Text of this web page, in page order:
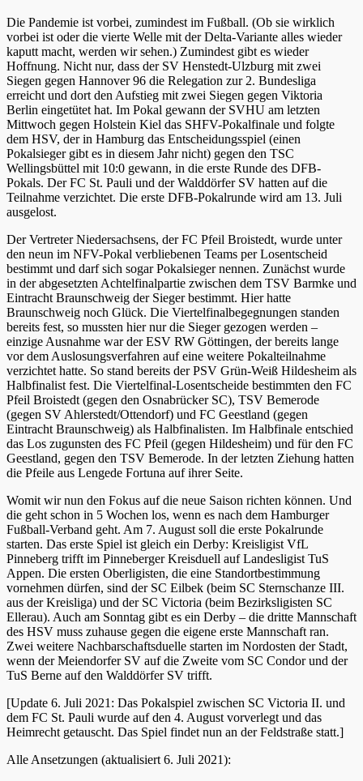
Die Pandemie ist vorbei, zumindest im Fußball. (Ob sie wirklich
vorbei ist oder die vierte Welle mit der Delta-Variante alles wieder
kaputt macht, werden wir sehen.) Zumindest gibt es wieder
Hoffnung. Nicht nur, dass der SV Henstedt-Ulzburg mit zwei
Siegen gegen Hannover 96 die Relegation zur 2. Bundesliga
erreicht und dort den Aufstieg mit zwei Siegen gegen Viktoria
Berlin eingetütet hat. Im Pokal gewann der SVHU am letzten
Mittwoch gegen Holstein Kiel das SHFV-Pokalfinale und folgte
dem HSV, der in Hamburg das Entscheidungsspiel (einen
Pokalsieger gibt es in diesem Jahr nicht) gegen den TSC
Wellingsbüttel mit 10:0 gewann, in die erste Runde des DFB-
Pokals. Der FC St. Pauli und der Walddörfer SV hatten auf die
Teilnahme verzichtet. Die erste DFB-Pokalrunde wird am 13. Juli
ausgelost.
Der Vertreter Niedersachsens, der FC Pfeil Broistedt, wurde unter
den neun im NFV-Pokal verbliebenen Teams per Losentscheid
bestimmt und darf sich sogar Pokalsieger nennen. Zunächst wurde
in der abgesetzten Achtelfinalpartie zwischen dem TSV Barmke und
Eintracht Braunschweig der Sieger bestimmt. Hier hatte
Braunschweig noch Glück. Die Viertelfinalbegegnungen standen
bereits fest, so mussten hier nur die Sieger gezogen werden –
einzige Ausnahme war der ESV RW Göttingen, der bereits lange
vor dem Auslosungsverfahren auf eine weitere Pokalteilnahme
verzichtet hatte. So stand bereits der PSV Grün-Weiß Hildesheim als
Halbfinalist fest. Die Viertelfinal-Losentscheide bestimmten den FC
Pfeil Broistedt (gegen den Osnabrücker SC), TSV Bemerode
(gegen SV Ahlerstedt/Ottendorf) und FC Geestland (gegen
Eintracht Braunschweig) als Halbfinalisten. Im Halbfinale entschied
das Los zugunsten des FC Pfeil (gegen Hildesheim) und für den FC
Geestland, gegen den TSV Bemerode. In der letzten Ziehung hatten
die Pfeile aus Lengede Fortuna auf ihrer Seite.
Womit wir nun den Fokus auf die neue Saison richten können. Und
die geht schon in 5 Wochen los, wenn es nach dem Hamburger
Fußball-Verband geht. Am 7. August soll die erste Pokalrunde
starten. Das erste Spiel ist gleich ein Derby: Kreisligist VfL
Pinneberg trifft im Pinneberger Kreisduell auf Landesligist TuS
Appen. Die ersten Oberligisten, die eine Standortbestimmung
vornehmen dürfen, sind der SC Eilbek (beim SC Sternschanze III.
aus der Kreisliga) und der SC Victoria (beim Bezirksligisten SC
Ellerau). Auch am Sonntag gibt es ein Derby – die dritte Mannschaft
des HSV muss zuhause gegen die eigene erste Mannschaft ran.
Zwei weitere Nachbarschaftsduelle starten im Nordosten der Stadt,
wenn der Meiendorfer SV auf die Zweite vom SC Condor und der
TuS Berne auf den Walddörfer SV trifft.
[Update 6. Juli 2021: Das Pokalspiel zwischen SC Victoria II. und
dem FC St. Pauli wurde auf den 4. August vorverlegt und das
Heimrecht getauscht. Das Spiel findet nun an der Feldstraße statt.]
Alle Ansetzungen (aktualisiert 6. Juli 2021):